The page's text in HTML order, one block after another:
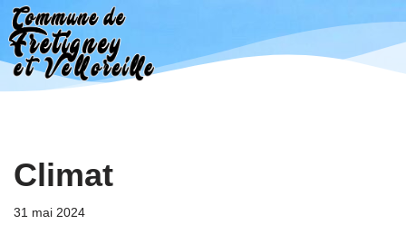
Aller
au
contenu
Climat
31 mai 2024